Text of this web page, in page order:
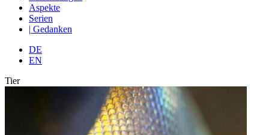
Aspekte
Serien
| Gedanken
DE
EN
Tier